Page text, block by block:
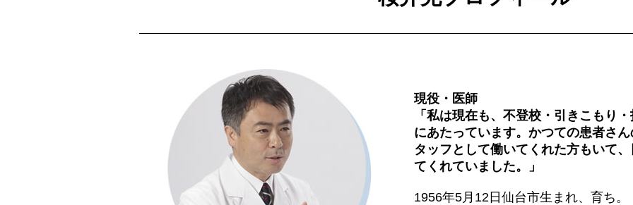
現役・医師
「私は現在も、不登校・引きこもり
にあたっています。かつての患者さ
タッフとして働いてくれた方もいて
てくれていました。」
1956年5月12日仙台市生まれ、育ち。